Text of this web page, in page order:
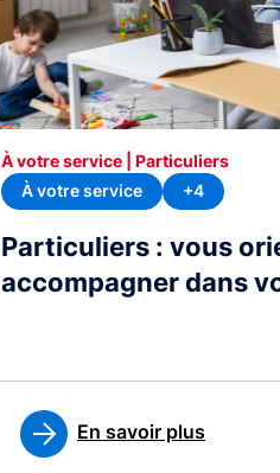
Particuliers : vous
accompagner dans
À votre service | Particuliers
À votre service
+4
En savoir plus